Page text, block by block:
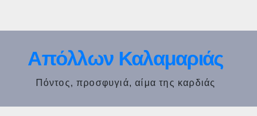
Απόλλων Καλαμαριάς
Πόντος, προσφυγιά, αίμα της καρδιάς